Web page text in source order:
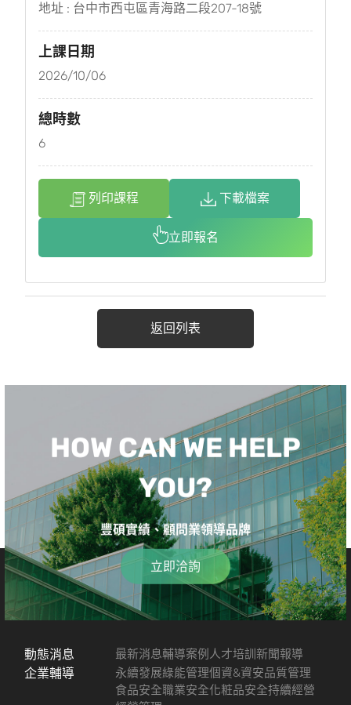
地址 : 台中市西屯區青海路二段207-18號
上課日期
2026/10/06
總時數
6
列印課程 下載檔案
立即報名
返回列表
HOW CAN WE HELP
YOU?
豐碩實績、顧問業領導品牌
立即洽詢
動態消息 最新消息輔導案例 人才培訓新聞報導
企業輔導 永續發展綠能管理個資&資安品質管理
食品安全職業安全化粧品安全持續經營